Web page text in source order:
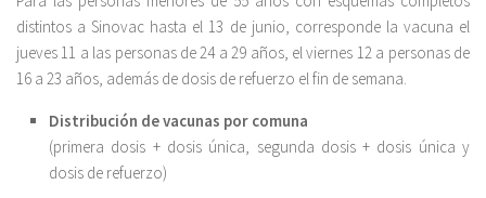
distintos a Sinovac hasta el 13 de junio, corresponde la vacuna el
jueves 11 a las personas de 24 a 29 años, el viernes 12 a personas de
16 a 23 años, además de dosis de refuerzo el fin de semana.
Distribución de vacunas por comuna
(primera dosis + dosis única, segunda dosis + dosis única y
dosis de refuerzo)